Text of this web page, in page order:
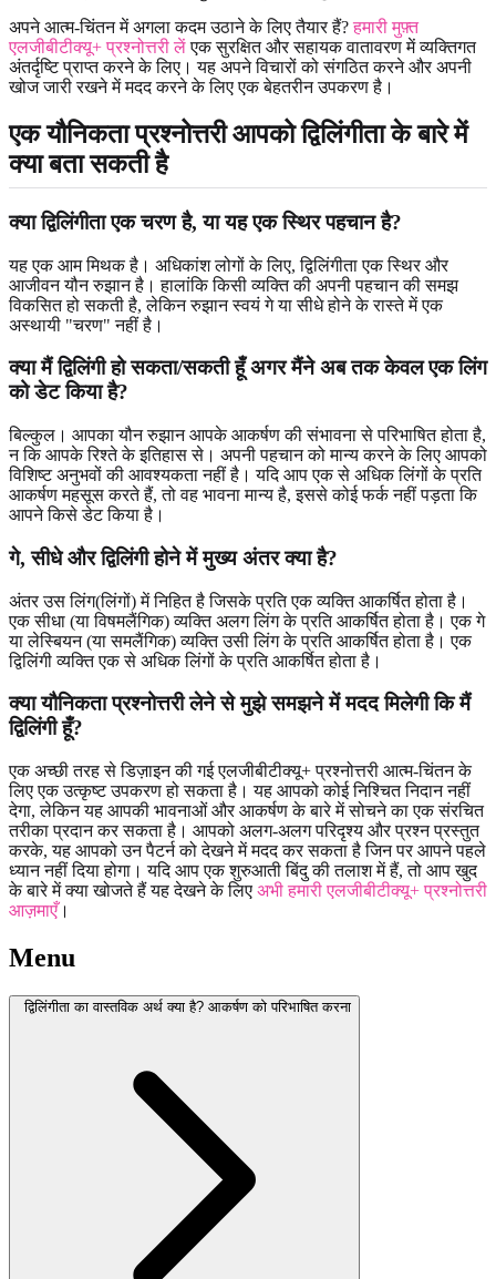
अपने आत्म-चिंतन में अगला कदम उठाने के लिए तैयार हैं?हमारी मुफ़्त
एलजीबीटीक्यू+ प्रश्नोत्तरी लेंएक सुरक्षित और सहायक वातावरण में व्यक्तिगत
अंतर्दृष्टि प्राप्त करने के लिए। यह अपने विचारों को संगठित करने और अपनी
खोज जारी रखने में मदद करने के लिए एक बेहतरीन उपकरण है।
एक यौनिकता प्रश्नोत्तरी आपको द्विलिंगीता के बारे में
क्या बता सकती है
क्या द्विलिंगीता एक चरण है, या यह एक स्थिर पहचान है?
यह एक आम मिथक है। अधिकांश लोगों के लिए, द्विलिंगीता एक स्थिर और
आजीवन यौन रुझान है। हालांकि किसी व्यक्ति की अपनी पहचान की समझ
विकसित हो सकती है, लेकिन रुझान स्वयं गे या सीधे होने के रास्ते में एक
अस्थायी "चरण" नहीं है।
क्या मैं द्विलिंगी हो सकता/सकती हूँ अगर मैंने अब तक केवल एक लिंग
को डेट किया है?
बिल्कुल। आपका यौन रुझान आपके आकर्षण की संभावना से परिभाषित होता है,
न कि आपके रिश्ते के इतिहास से। अपनी पहचान को मान्य करने के लिए आपको
विशिष्ट अनुभवों की आवश्यकता नहीं है। यदि आप एक से अधिक लिंगों के प्रति
आकर्षण महसूस करते हैं, तो वह भावना मान्य है, इससे कोई फर्क नहीं पड़ता कि
आपने किसे डेट किया है।
गे, सीधे और द्विलिंगी होने में मुख्य अंतर क्या है?
अंतर उस लिंग(लिंगों) में निहित है जिसके प्रति एक व्यक्ति आकर्षित होता है।
एक सीधा (या विषमलैंगिक) व्यक्ति अलग लिंग के प्रति आकर्षित होता है। एक गे
या लेस्बियन (या समलैंगिक) व्यक्ति उसी लिंग के प्रति आकर्षित होता है। एक
द्विलिंगी व्यक्ति एक से अधिक लिंगों के प्रति आकर्षित होता है।
क्या यौनिकता प्रश्नोत्तरी लेने से मुझे समझने में मदद मिलेगी कि मैं
द्विलिंगी हूँ?
एक अच्छी तरह से डिज़ाइन की गई एलजीबीटीक्यू+ प्रश्नोत्तरी आत्म-चिंतन के
लिए एक उत्कृष्ट उपकरण हो सकता है। यह आपको कोई निश्चित निदान नहीं
देगा, लेकिन यह आपकी भावनाओं और आकर्षण के बारे में सोचने का एक संरचित
तरीका प्रदान कर सकता है। आपको अलग-अलग परिदृश्य और प्रश्न प्रस्तुत
करके, यह आपको उन पैटर्न को देखने में मदद कर सकता है जिन पर आपने पहले
ध्यान नहीं दिया होगा। यदि आप एक शुरुआती बिंदु की तलाश में हैं, तो आप खुद
के बारे में क्या खोजते हैं यह देखने के लिए अभी हमारी एलजीबीटीक्यू+ प्रश्नोत्तरी
आज़माएँ।
Menu
द्विलिंगीता का वास्तविक अर्थ क्या है? आकर्षण को परिभाषित करना